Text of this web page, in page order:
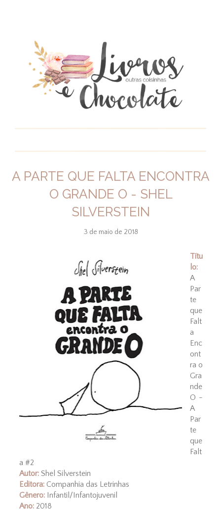
A PARTE QUE FALTA ENCONTRA
O GRANDE O - SHEL
SILVERSTEIN
3 de maio de 2018
Títu
lo:
A
Par
te
que
Falt
a
Enc
ont
ra o
Gra
nde
O -
A
Par
te
que
Falt
a #2
Autor:Shel Silverstein
Editora:Companhia das Letrinhas
Gênero:Infantil/Infantojuvenil
Ano:2018